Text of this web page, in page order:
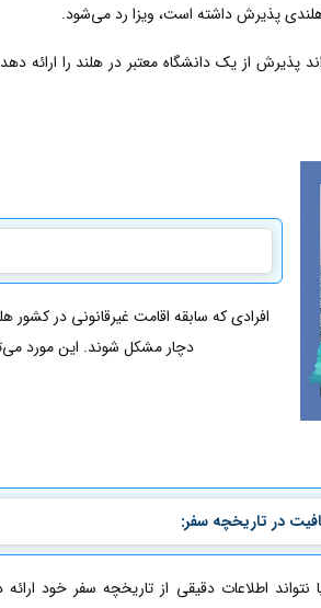
پذیرش داشته است، ویزا رد می‌شود.
پذیرش از یک دانشگاه معتبر در هلند را ارائه
افرادی که سابقه اقامت غیرقانونی در
دچار مشکل شوند. این مورد
در تاریخچه سفر:
اطلاعات دقیقی از تاریخچه سفر خود